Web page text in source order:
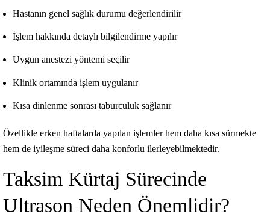
Hastanın genel sağlık durumu değerlendirilir
İşlem hakkında detaylı bilgilendirme yapılır
Uygun anestezi yöntemi seçilir
Klinik ortamında işlem uygulanır
Kısa dinlenme sonrası taburculuk sağlanır
Özellikle erken haftalarda yapılan işlemler hem daha kısa sürmekte
hem de iyileşme süreci daha konforlu ilerleyebilmektedir.
Taksim Kürtaj Sürecinde
Ultrason Neden Önemlidir?